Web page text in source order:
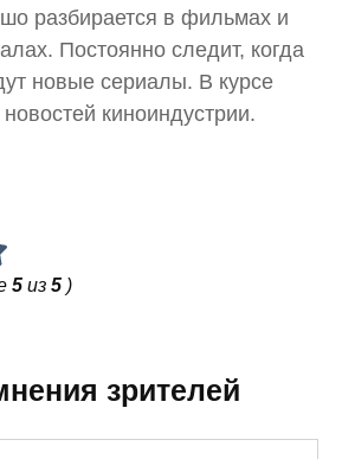
разбирается в фильмах и
Постоянно следит, когда
новые сериалы. В курсе
новостей киноиндустрии.
5 из 5 )
зрителей